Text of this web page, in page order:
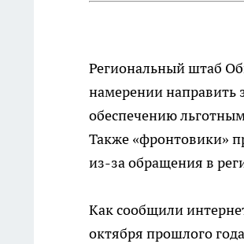
Региональный штаб
намерении направить
обеспечению
Также «фронтовики»
из-за обращения в
Как сообщили
октября прошлого